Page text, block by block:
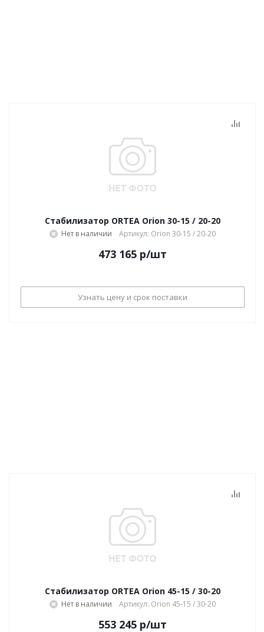
Стабилизатор ORTEA Orion 30-15 / 20-20
Нет в наличии Артикул: Orion 30-15 / 20-20
473 165 р/шт
Узнать цену и срок поставки
Стабилизатор ORTEA Orion 45-15 / 30-20
Нет в наличии Артикул: Orion 45-15 / 30-20
553 245 р/шт